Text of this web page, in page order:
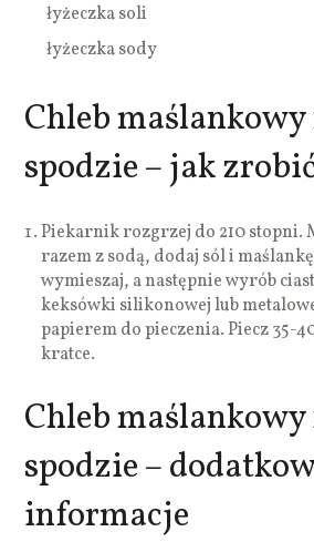
łyżeczka soli
łyżeczka sody
Chleb maślankowy
spodzie – jak
Piekarnik rozgrzej do 210 stopni.
razem z sodą, dodaj sól i
wymieszaj, a następnie wyrób
keksówki silikonowej lub
papierem do pieczenia. Piecz 35-
kratce.
Chleb maślankowy
spodzie –
informacje